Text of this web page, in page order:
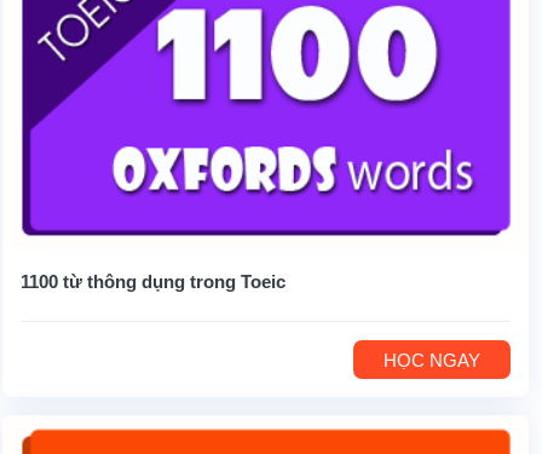
1100 từ thông dụng trong Toeic
HỌC NGAY